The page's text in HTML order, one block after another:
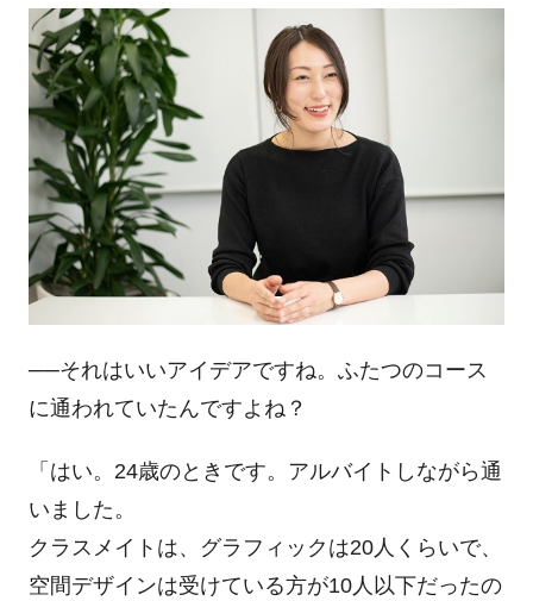
──それはいいアイデアですね。ふたつのコース
に通われていたんですよね？
「はい。 24歳のときです。アルバイトしながら通
いました。
クラスメイトは、グラフィックは20人くらいで、
空間デザインは受けている方が10人以下だったの